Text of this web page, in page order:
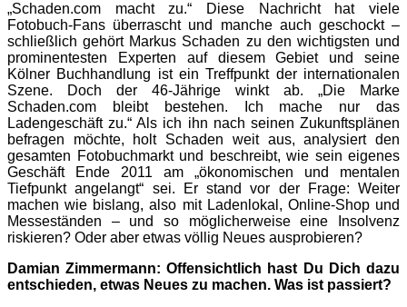
„Schaden.com macht zu.“ Diese Nachricht hat viele
Fotobuch-Fans überrascht und manche auch geschockt –
schließlich gehört Markus Schaden zu den wichtigsten und
prominentesten Experten auf diesem Gebiet und seine
Kölner Buchhandlung ist ein Treffpunkt der internationalen
Szene. Doch der 46-Jährige winkt ab. „Die Marke
Schaden.com bleibt bestehen. Ich mache nur das
Ladengeschäft zu.“ Als ich ihn nach seinen Zukunftsplänen
befragen möchte, holt Schaden weit aus, analysiert den
gesamten Fotobuchmarkt und beschreibt, wie sein eigenes
Geschäft Ende 2011 am „ökonomischen und mentalen
Tiefpunkt angelangt“ sei. Er stand vor der Frage: Weiter
machen wie bislang, also mit Ladenlokal, Online-Shop und
Messeständen – und so möglicherweise eine Insolvenz
riskieren? Oder aber etwas völlig Neues ausprobieren?
Damian Zimmermann: Offensichtlich hast Du Dich dazu
entschieden, etwas Neues zu machen. Was ist passiert?